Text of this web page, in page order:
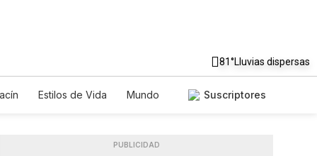
81°Lluvias dispersas
Estilos de Vida
Mundo
Suscriptores
PUBLICIDAD